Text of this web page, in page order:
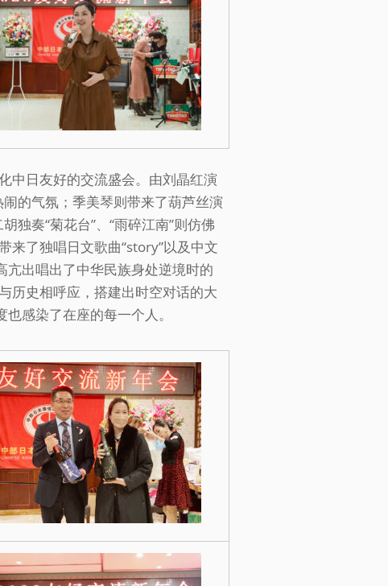
中日友好的交流盛会。由刘晶红演
的气氛；季美琴则带来了葫芦丝演
独奏“菊花台”、“雨碎江南”则仿佛
来了独唱日文歌曲“story”以及中文
亢出唱出了中华民族身处逆境时的
历史相呼应，搭建出时空对话的大
感染了在座的每一个人。